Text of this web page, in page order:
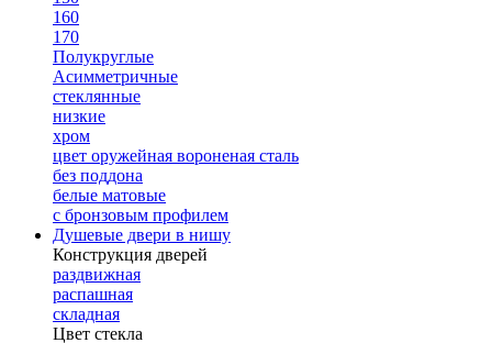
160
170
Полукруглые
Асимметричные
стеклянные
низкие
хром
цвет оружейная вороненая сталь
без поддона
белые матовые
с бронзовым профилем
Душевые двери в нишу
Конструкция дверей
раздвижная
распашная
складная
Цвет стекла